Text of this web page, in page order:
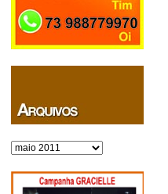
Arquivos